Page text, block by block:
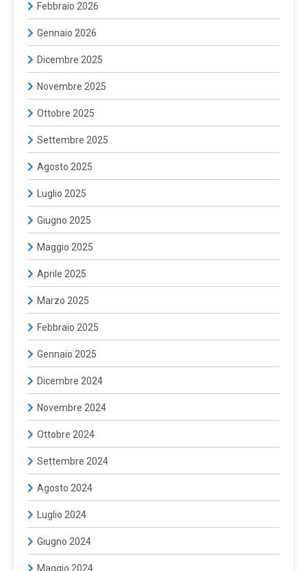
Febbraio 2026
Gennaio 2026
Dicembre 2025
Novembre 2025
Ottobre 2025
Settembre 2025
Agosto 2025
Luglio 2025
Giugno 2025
Maggio 2025
Aprile 2025
Marzo 2025
Febbraio 2025
Gennaio 2025
Dicembre 2024
Novembre 2024
Ottobre 2024
Settembre 2024
Agosto 2024
Luglio 2024
Giugno 2024
Maggio 2024